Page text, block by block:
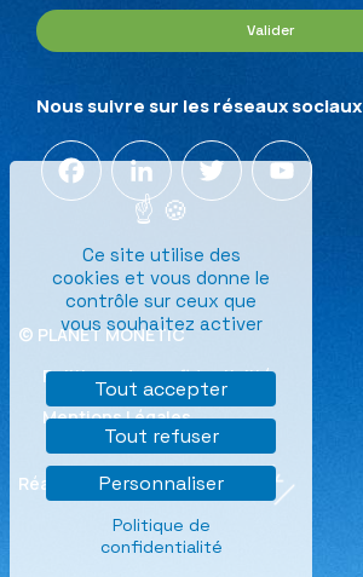
Valider
Nous suivre sur les réseaux sociaux
Facebook LinkedIn Twitter
© PLANET MONETIC
Politique de confidentialité
Mentions Légales
Réalisation
Ce site utilise des
cookies et vous donne le
contrôle sur ceux que
vous souhaitez activer
Tout accepter
Tout refuser
Personnaliser
Politique de
confidentialité